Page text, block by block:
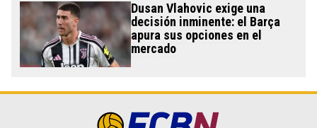
Dusan Vlahovic exige una
decisión inminente: el Barça
apura sus opciones en el
mercado